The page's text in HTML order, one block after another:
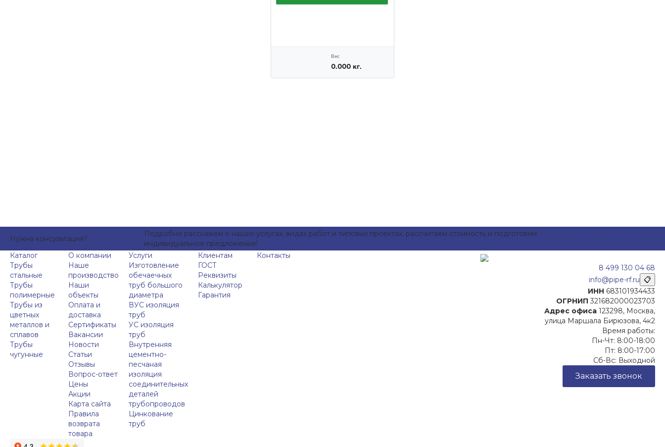
Нужна консультация?
Подробно расскажем о наших услугах, видах работ и типовых проектах, рассчитаем стоимость и подготовим
индивидуальное предложение!
Каталог
Трубы
стальные
Трубы
полимерные
Трубы из
цветных
металлов и
сплавов
Трубы
чугунные
О компании
Наше
производство
Наши
объекты
Оплата и
доставка
Сертификаты
Вакансии
Новости
Статьи
Отзывы
Вопрос-ответ
Цены
Акции
Карта сайта
Правила
возврата
товара
Услуги
Изготовление
обечаечных
труб большого
диаметра
ВУС изоляция
труб
УС изоляция
труб
Внутренняя
цементно-
песчаная
изоляция
соединительных
деталей
трубопроводов
Цинкование
труб
Клиентам
ГОСТ
Реквизиты
Калькулятор
Гарантия
Контакты
8 499 130 04 68
info@pipe-rf.ru 📋
ИНН 683101934433
ОГРНИП 321682000023703
Адрес офиса 123298, Москва,
улица Маршала Бирюзова, 4к2
Время работы:
Пн-Чт: 8:00-18:00
Пт: 8:00-17:00
Сб-Вс: Выходной
Заказать звонок